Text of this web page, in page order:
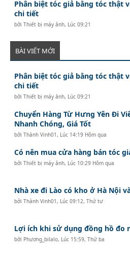
Phân biệt tóc giả bằng tóc thật
chi tiết
bởiThiết bị máy ảnh, Lúc 09:21
BÀI VIẾT MỚI
Phân biệt tóc giả bằng tóc thật
chi tiết
bởiThiết bị máy ảnh, Lúc 09:21
Chuyển Hàng Từ Hưng Yên Đi
Nhanh Chóng, Giá Tốt
bởiThành Vinh01 , Lúc 14:19 Hôm qua
Có nên mua cửa hàng bán tóc
bởiThiết bị máy ảnh, Lúc 10:29 Hôm qua
Nhà xe đi Lào có kho ở Hà Nội
bởiThành Vinh01 , Lúc 09:12, Thứ tư
Lợi ích khi sử dụng đồng hồ đo
bởi Phương_bilalo, Lúc 15:59, Thứ ba